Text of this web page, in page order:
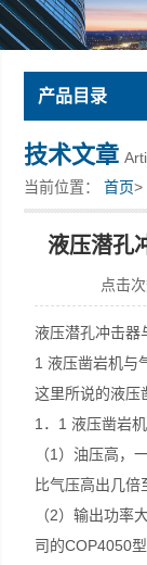
宣化县瑞科钻孔
产品目录
技术文章
当前位置：首页>
的比较
液压潜孔
点击
液压潜孔冲击器
1 液压凿岩机与
这里所说的液压
1．1 液压凿岩
（1）油压高，
比气压高出几倍
（2）输出功率
司的COP4050